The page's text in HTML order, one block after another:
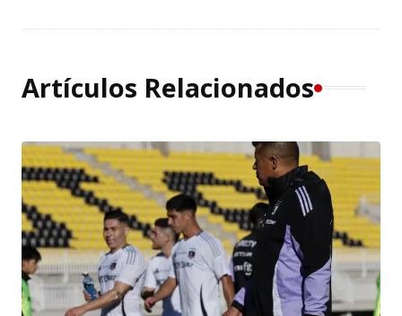
Artículos Relacionados